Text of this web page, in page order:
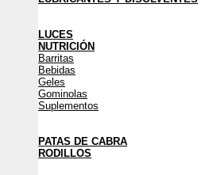
LUCES
NUTRICIÓN
Barritas
Bebidas
Geles
Gominolas
Suplementos
PATAS DE CABRA
RODILLOS